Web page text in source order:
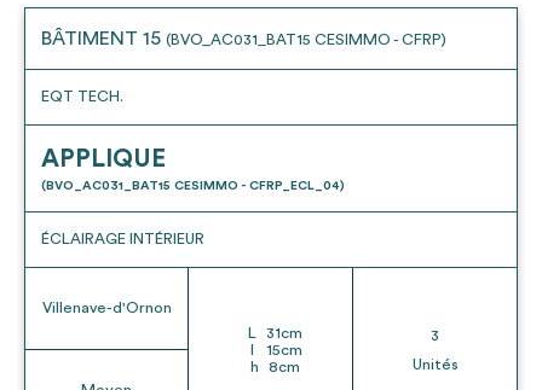
BÂTIMENT 15 (BVO_AC031_BAT15 CESIMMO - CFRP)
EQT TECH.
APPLIQUE
(BVO_AC031_BAT15 CESIMMO - CFRP_ECL_04)
ÉCLAIRAGE INTÉRIEUR
Villenave-d'Ornon
L 31cm
15cm
h
8cm
3
Unités